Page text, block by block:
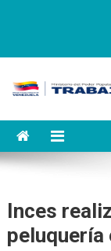
Inces
peluquería